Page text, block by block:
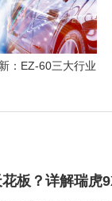
：EZ-60三大行业
板？详解瑞虎